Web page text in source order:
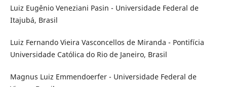
Luiz Eugênio Veneziani Pasin - Universidade Federal de
Itajubá, Brasil
Luiz Fernando Vieira Vasconcellos de Miranda - Pontifícia
Universidade Católica do Rio de Janeiro, Brasil
Magnus Luiz Emmendoerfer - Universidade Federal de